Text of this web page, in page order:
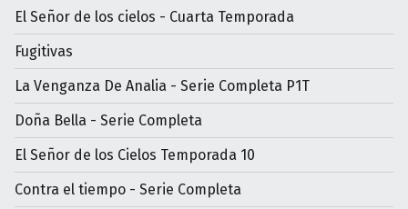
El Señor de los cielos - Cuarta Temporada
Fugitivas
La Venganza De Analia - Serie Completa P1T
Doña Bella - Serie Completa
El Señor de los Cielos Temporada 10
Contra el tiempo - Serie Completa